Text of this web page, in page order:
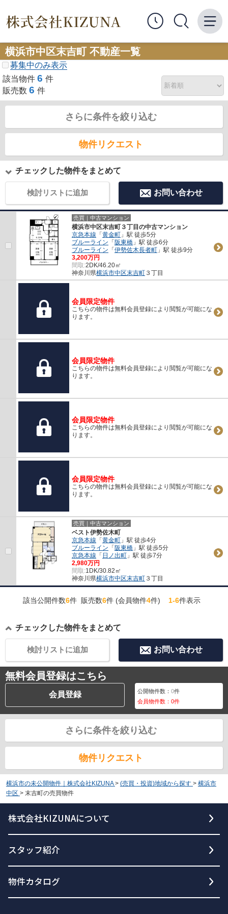
横浜市中区末吉町 不動産一覧
募集中のみ表示
該当物件 6 件
販売数 6 件
さらに条件を絞り込む
物件リクエスト
チェックした物件をまとめて
検討リストに追加 お問い合わせ
売買｜中古マンション
横浜市中区末吉町３丁目の中古マンション
京急本線 「黄金町 」駅 徒歩5分
ブルーライン 「阪東橋 」駅 徒歩6分
ブルーライン 「伊勢佐木長者町 」駅 徒歩9分
3,200万円
間取:2DK/46.20㎡
神奈川県横浜市中区末吉町 ３丁目
会員限定物件
こちらの物件は無料会員登録により閲覧が可能にな
ります。
会員限定物件
こちらの物件は無料会員登録により閲覧が可能にな
ります。
会員限定物件
こちらの物件は無料会員登録により閲覧が可能にな
ります。
会員限定物件
こちらの物件は無料会員登録により閲覧が可能にな
ります。
売買｜中古マンション
ベスト伊勢佐木町
京急本線 「黄金町 」駅 徒歩4分
ブルーライン 「阪東橋 」駅 徒歩5分
京急本線 「 日ノ出町 」駅 徒歩7分
2,980万円
間取:1DK/30.82㎡
神奈川県横浜市中区末吉町 ３丁目
該当公開件数6件 販売数6件 (会員物件4件) 1-6件表示
チェックした物件をまとめて
お問い合わせ
検討リストに追加
無料会員登録はこちら
会員登録 公開物件数：0件
会員物件数：0件
さらに条件を絞り込む
物件リクエスト
横浜市の未公開物件｜株式会社KIZUNA > (売買・投資)地域から探す > 横浜市
中区 > 末吉町の売買物件
株式会社KIZUNAについて
スタッフ紹介
物件カタログ